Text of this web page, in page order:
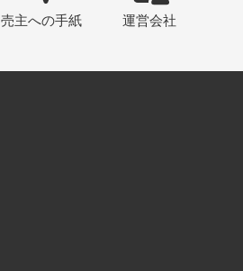
売主への手紙 運営会社